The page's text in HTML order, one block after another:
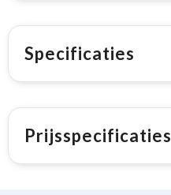
Specificaties
Prijsspecificaties